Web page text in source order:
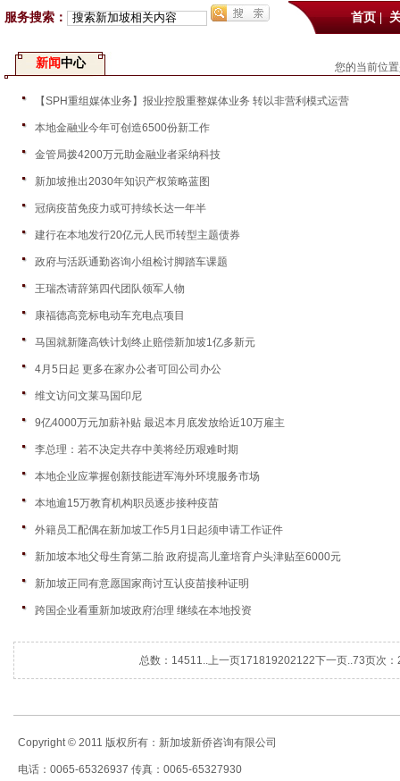
服务搜索： 首页|
您的当前位
新闻中心
【SPH重组媒体业务】报业控股重整媒体业务 转以非营利模式运营
本地金融业今年可创造6500份新工作
金管局拨4200万元助金融业者采纳科技
新加坡推出2030年知识产权策略蓝图
冠病疫苗免疫力或可持续长达一年半
建行在本地发行20亿元人民币转型主题债券
政府与活跃通勤咨询小组检讨脚踏车课题
王瑞杰请辞第四代团队领军人物
康福德高竞标电动车充电点项目
马国就新隆高铁计划终止赔偿新加坡1亿多新元
4月5日起 更多在家办公者可回公司办公
维文访问文莱马国印尼
9亿4000万元加薪补贴 最迟本月底发放给近10万雇主
李总理：若不决定共存中美将经历艰难时期
本地企业应掌握创新技能进军海外环境服务市场
本地逾15万教育机构职员逐步接种疫苗
外籍员工配偶在新加坡工作5月1日起须申请工作证件
新加坡本地父母生育第二胎 政府提高儿童培育户头津贴至6000元
新加坡正同有意愿国家商讨互认疫苗接种证明
跨国企业看重新加坡政府治理 继续在本地投资
总数：14511..上一页171819202122下一页..73页次
Copyright © 2011 版权所有：新加坡新侨咨询有限公司
电话：0065-65326937 传真：0065-65327930